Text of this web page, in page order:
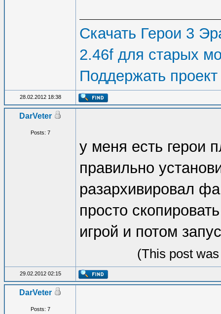
Скачать Герои 3
2.46f для старых
Поддержать проект
28.02.2012 18:38
DarVeter
Posts: 7
у меня есть герои
правильно
разархивировал
просто
игрой и потом
(This post
29.02.2012 02:15
DarVeter
Posts: 7